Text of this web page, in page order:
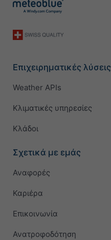
Επιχειρηματικές λύσεις
Weather APIs
Κλιματικές υπηρεσίες
Κλάδοι
Σχετικά με εμάς
Αναφορές
Καριέρα
Επικοινωνία
Ανατροφοδότηση